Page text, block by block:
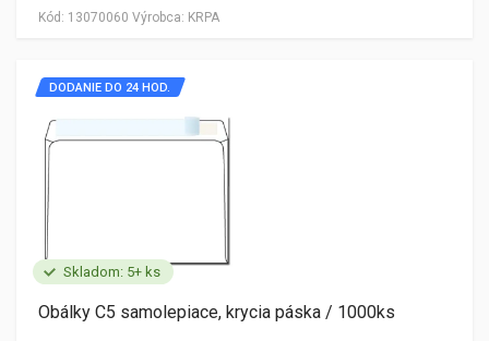
Kód: 13070060 Výrobca: KRPA
Skladom: 5+ ks
DODANIE DO 24 HOD.
Obálky C5 samolepiace, krycia páska / 1000ks